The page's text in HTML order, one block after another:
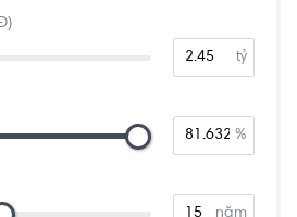
tỷ
%
năm